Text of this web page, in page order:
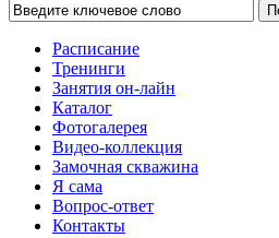
Расписание
Тренинги
Занятия он-лайн
Каталог
Фотогалерея
Видео-коллекция
Замочная скважина
Я сама
Вопрос-ответ
Контакты